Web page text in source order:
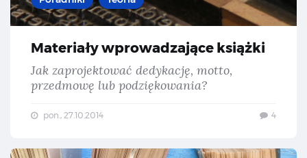
Materiały wprowadzające książki
Jak zaprojektować dedykację, motto,
przedmowę lub podziękowania?
pon., 27.10.2014 4